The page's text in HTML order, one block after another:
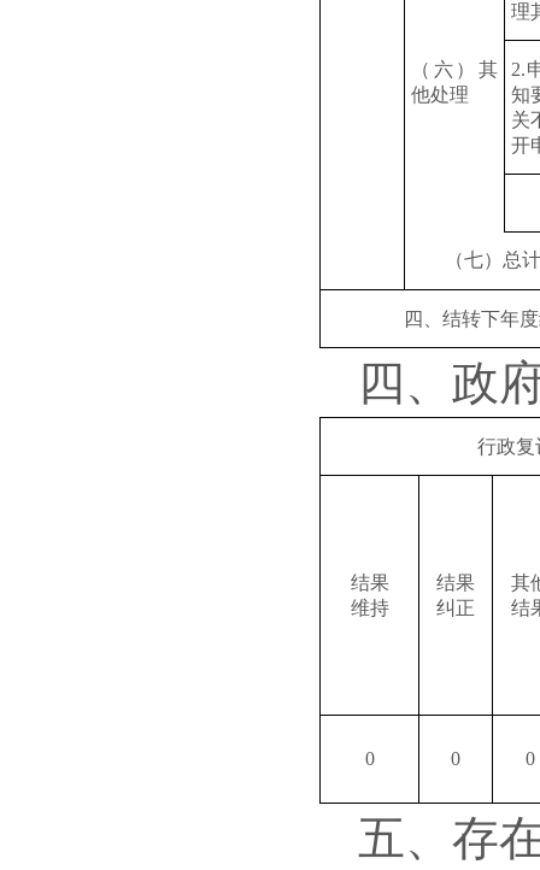
（六）其
他处理
理
2.
知
关
开
（七）总计
四、结转下年度
四、政
行政复
结果
维持
结果
纠正
其
结
0 0 0
五、存